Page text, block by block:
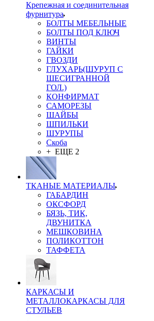
Крепежная и соединительная
фурнитура
БОЛТЫ МЕБЕЛЬНЫЕ
БОЛТЫ ПОД КЛЮЧ
ВИНТЫ
ГАЙКИ
ГВОЗДИ
ГЛУХАРЬ(ШУРУП С
ШЕСИГРАННОЙ
ГОЛ.)
КОНФИРМАТ
САМОРЕЗЫ
ШАЙБЫ
ШПИЛЬКИ
ШУРУПЫ
Скоба
+ ЕЩЕ 2
ТКАНЫЕ МАТЕРИАЛЫ
ГАБАРДИН
ОКСФОРД
БЯЗЬ, ТИК,
ДВУНИТКА
МЕШКОВИНА
ПОЛИКОТТОН
ТАФФЕТА
КАРКАСЫ И
МЕТАЛЛОКАРКАСЫ ДЛЯ
СТУЛЬЕВ